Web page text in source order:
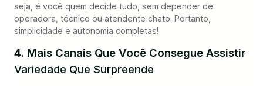
seja, é você quem decide tudo, sem depender de
operadora, técnico ou atendente chato. Portanto,
simplicidade e autonomia completas!
4. Mais Canais Que Você Consegue Assistir
Variedade Que Surpreende